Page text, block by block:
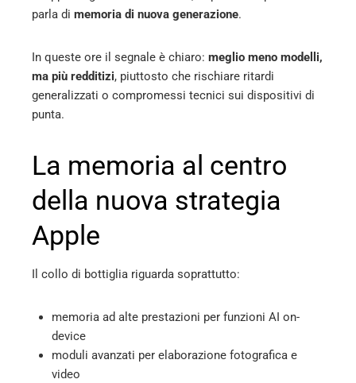
parla di memoria di nuova generazione.
In queste ore il segnale è chiaro: meglio meno modelli,
ma più redditizi, piuttosto che rischiare ritardi
generalizzati o compromessi tecnici sui dispositivi di
punta.
La memoria al centro
della nuova strategia
Apple
Il collo di bottiglia riguarda soprattutto:
memoria ad alte prestazioni per funzioni AI on-
device
moduli avanzati per elaborazione fotografica e
video